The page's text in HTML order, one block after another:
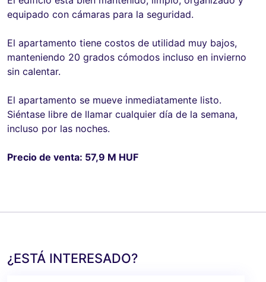
equipado con cámaras para la seguridad.
El apartamento tiene costos de utilidad muy bajos,
manteniendo 20 grados cómodos incluso en invierno
sin calentar.
El apartamento se mueve inmediatamente listo.
Siéntase libre de llamar cualquier día de la semana,
incluso por las noches.
Precio de venta: 57,9 M HUF
¿ESTÁ INTERESADO?